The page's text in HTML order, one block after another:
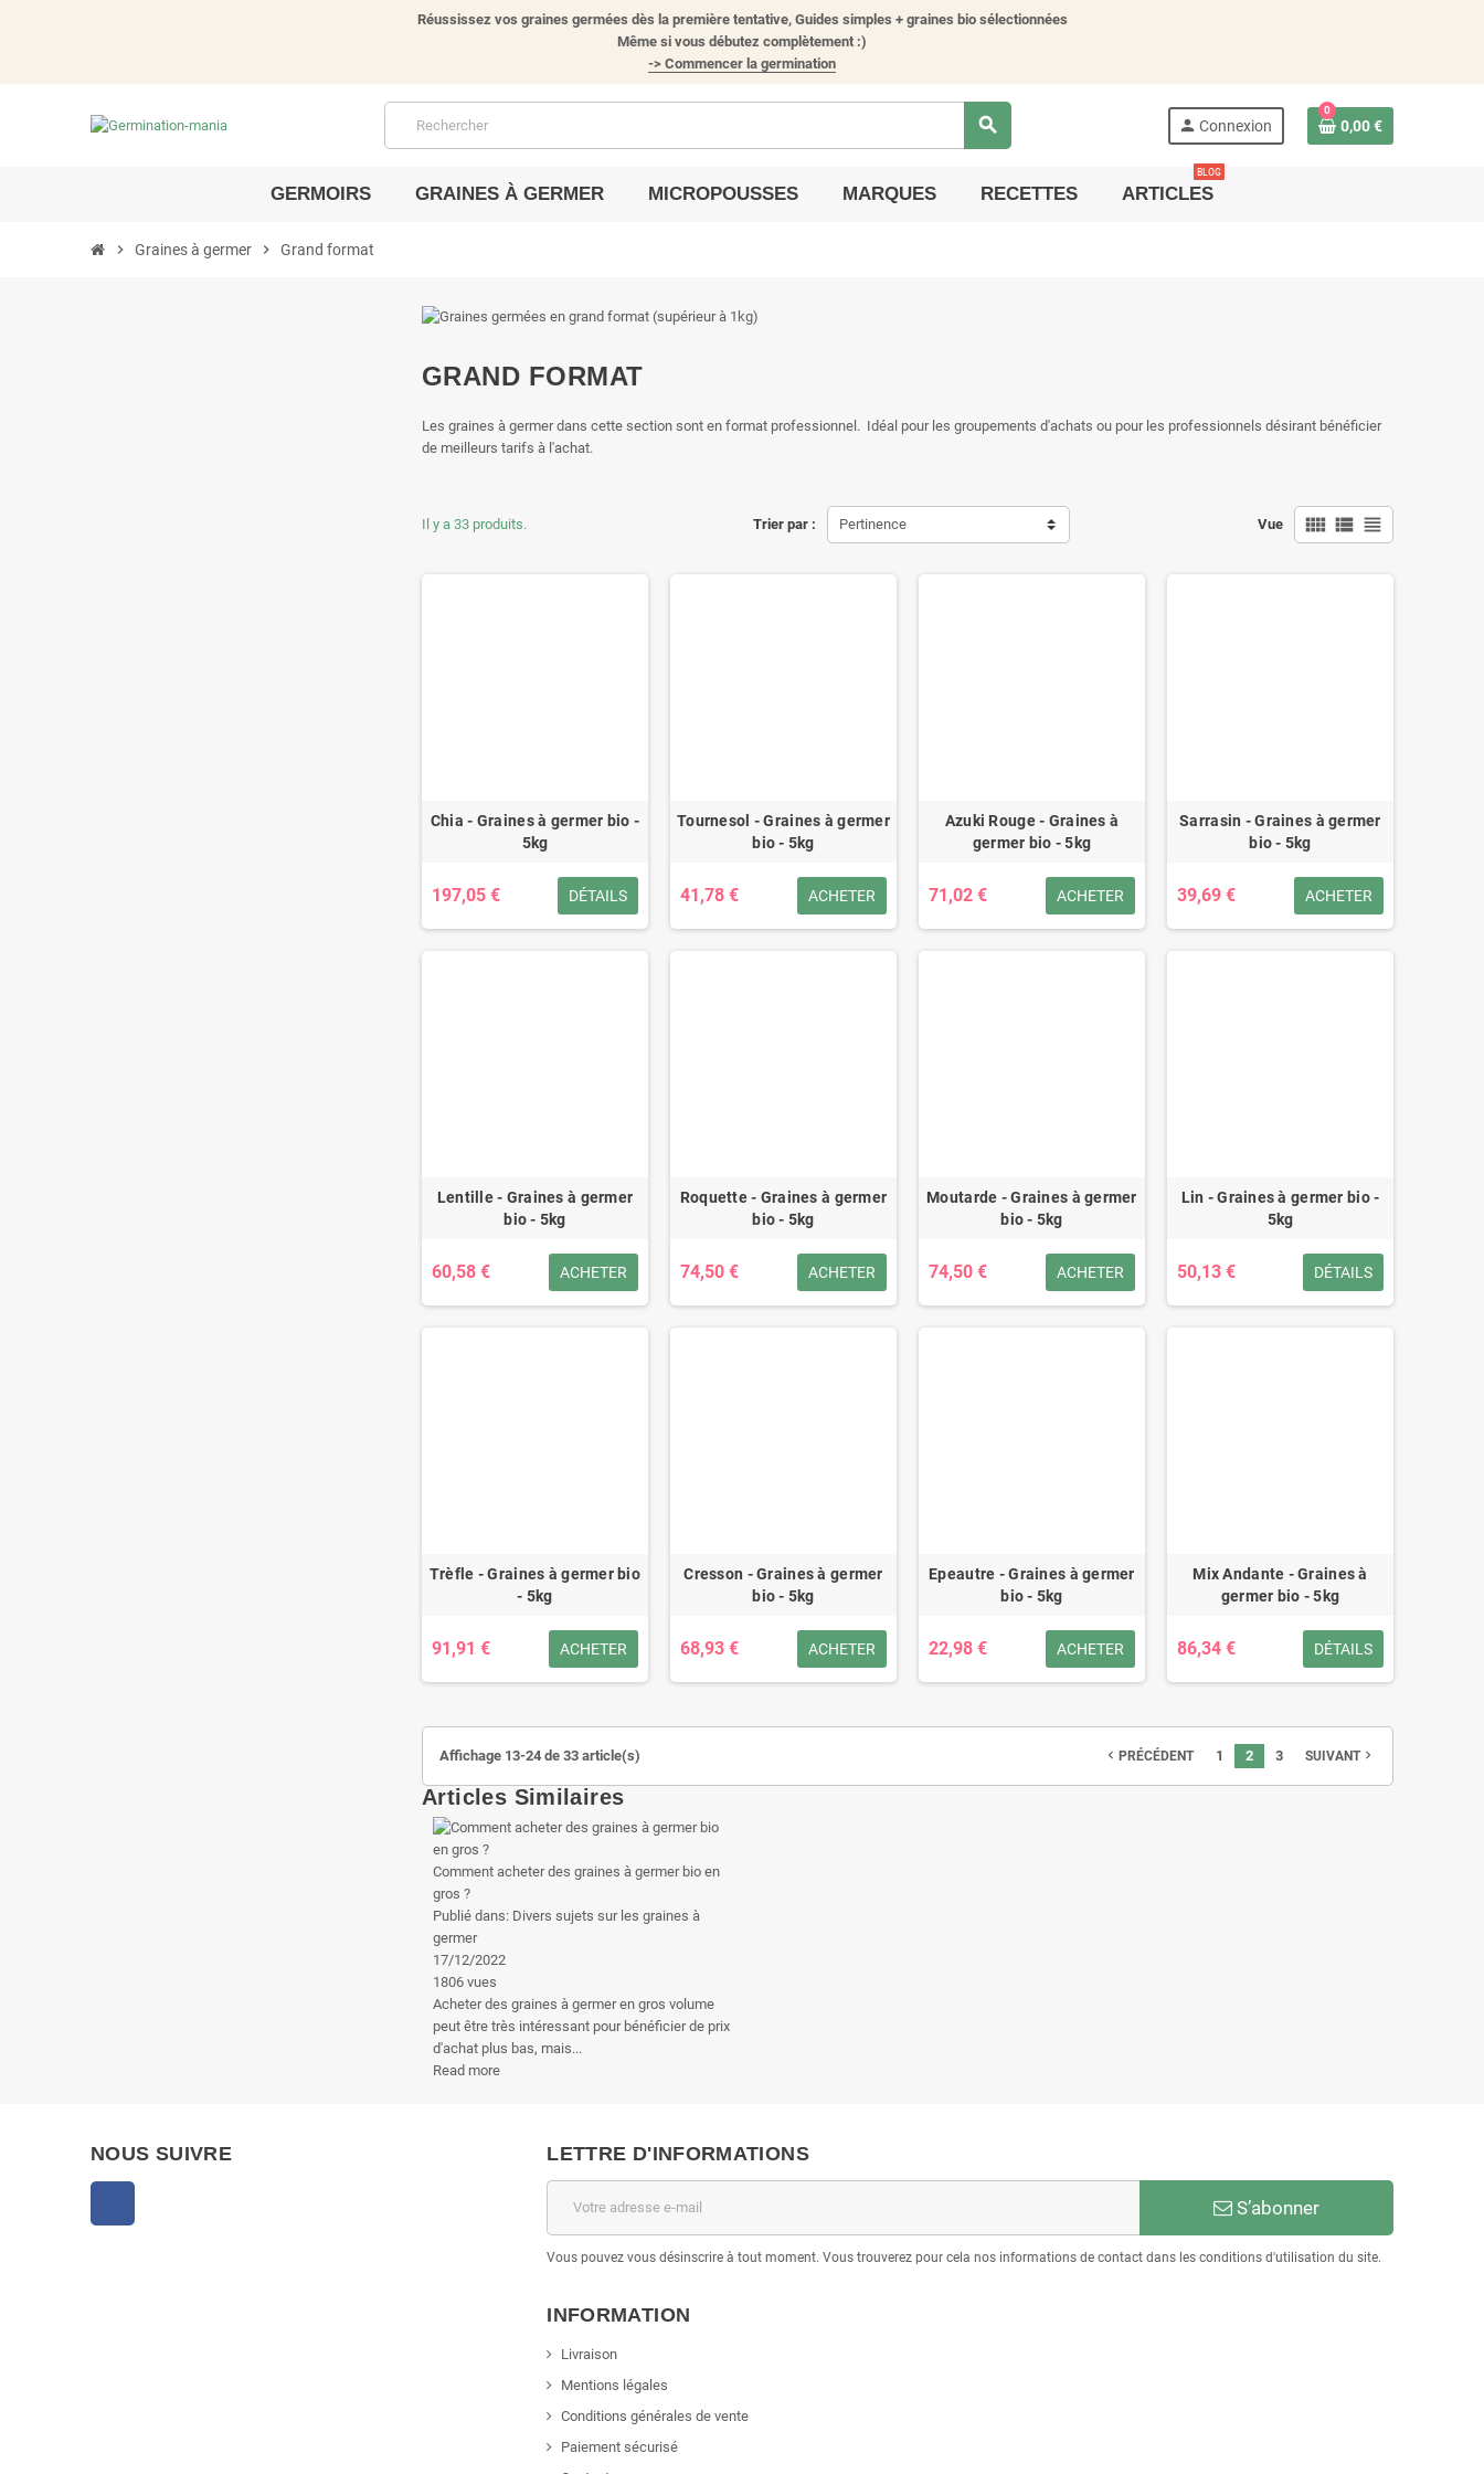
Réussissez vos graines germées dès la première tentative, Guides simples + graines bio sélectionnées
Même si vous débutez complètement :)
-> Commencer la germination
search person Connexion
0
0,00 €
GERMOIRS GRAINES À GERMER MICROPOUSSES MARQUES RECETTES ARTICLES
BLOG
chevron_right Graines à germer chevron_right Grand format
GRAND FORMAT
Les graines à germer dans cette section sont en format professionnel. Idéal pour les groupements d'achats ou pour les professionnels désirant bénéficier
de meilleurs tarifs à l'achat.
Trier par : Pertinence Vue view_comfy view_list view_headline
Il y a 33 produits.
Chia - Graines à germer bio -
5kg
197,05 € DÉTAILS
Tournesol - Graines à germer
bio - 5kg
41,78 € ACHETER
Azuki Rouge - Graines à
germer bio - 5kg
71,02 € ACHETER
Sarrasin - Graines à germer
bio - 5kg
39,69 € ACHETER
Lentille - Graines à germer
bio - 5kg
60,58 € ACHETER
Roquette - Graines à germer
bio - 5kg
74,50 € ACHETER
Moutarde - Graines à germer
bio - 5kg
74,50 € ACHETER
Lin - Graines à germer bio -
5kg
50,13 € DÉTAILS
Trèfle - Graines à germer bio
- 5kg
91,91 € ACHETER
Cresson - Graines à germer
bio - 5kg
68,93 € ACHETER
Epeautre - Graines à germer
bio - 5kg
22,98 € ACHETER
Mix Andante - Graines à
germer bio - 5kg
86,34 € DÉTAILS
Affichage 13-24 de 33 article(s) navigate_before PRÉCÉDENT 1 2 3 SUIVANTnavigate_next
Articles Similaires
Comment acheter des graines à germer bio en
gros ?
Publié dans: Divers sujets sur les graines à
germer
17/12/2022
1806 vues
Acheter des graines à germer en gros volume
peut être très intéressant pour bénéficier de prix
d'achat plus bas, mais...
Read more
NOUS SUIVRE LETTRE D'INFORMATIONS
S’abonner
Vous pouvez vous désinscrire à tout moment. Vous trouverez pour cela nos informations de contact dans les conditions d'utilisation du site.
INFORMATION
Livraison
Mentions légales
Conditions générales de vente
Paiement sécurisé